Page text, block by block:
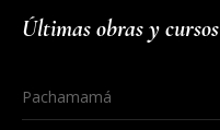
Últimas obras y cursos
Pachamamá